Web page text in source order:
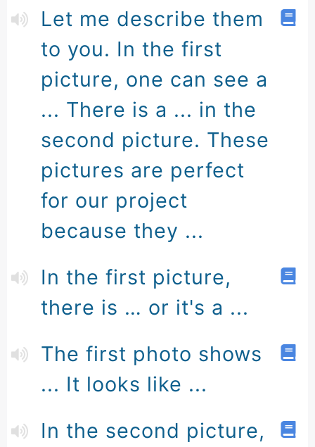
Let me describe them
to you. In the first
picture, one can see a
... There is a ... in the
second picture. These
pictures are perfect
for our project
because they ...
In the first picture,
there is … or it's a ...
The first photo shows
... It looks like ...
In the second picture,